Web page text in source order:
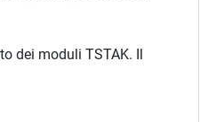
dei moduli TSTAK. Il